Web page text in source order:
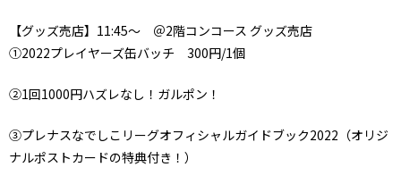
【グッズ売店】11:45～ ＠2階コンコース グッズ売店
➀2022プレイヤーズ缶バッチ 300円/1個
②1回1000円ハズレなし！ガルポン！
③プレナスなでしこリーグオフィシャルガイドブック2022（オリジ
ナルポストカードの特典付き！）